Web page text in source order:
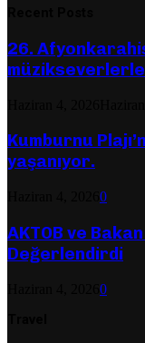
26.
Kumburnu
yaşanıyor.
0
AKTOB ve
Değerlendirdi
0